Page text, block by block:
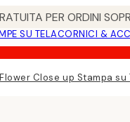
PER ORDINI
SU TELACORNICI &
Close up Stampa su